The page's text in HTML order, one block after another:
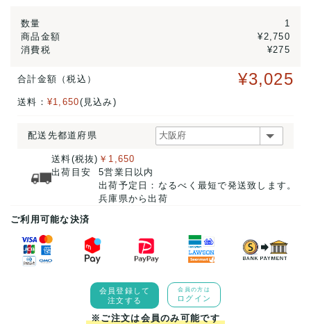
数量
1
商品金額
¥2,750
消費税
¥275
合計金額（税込） ¥3,025
送料： ¥1,650(見込み)
配送先都道府県
送料(税抜)
出荷目安
￥1,650
5営業日以内
出荷予定日：なるべく最短で発送致します。
兵庫県から出荷
ご利用可能な決済
会員登録して
注文する
会員の方は
ログイン
※ご注文は会員のみ可能です